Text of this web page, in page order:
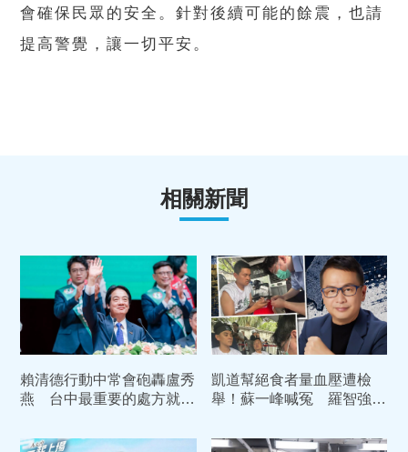
會確保民眾的安全。針對後續可能的餘震，也請
提高警覺，讓一切平安。
相關新聞
賴清德行動中常會砲轟盧秀
燕 台中最重要的處方就是
凱道幫絕食者量血壓遭檢
舉！蘇一峰喊冤 羅智強聲